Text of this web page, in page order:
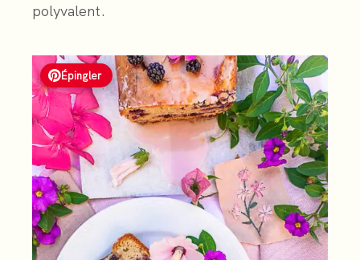
polyvalent.
Épingler